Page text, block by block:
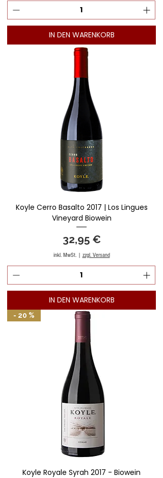
IN DEN WARENKORB
Koyle Cerro Basalto 2017 | Los Lingues
Vineyard Biowein
Preis
32,95 €
inkl. MwSt.| zzgl. Versand
IN DEN WARENKORB
- 20 %
Koyle Royale Syrah 2017 - Biowein